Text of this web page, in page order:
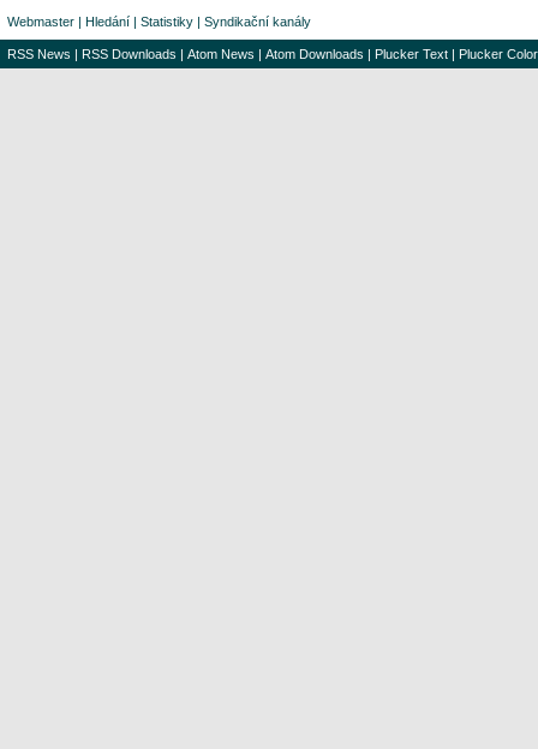
Webmaster | Hledání | Statistiky | Syndikační kanály
RSS News | RSS Downloads | Atom News | Atom Downloads | Plucker Text | Plucker Color